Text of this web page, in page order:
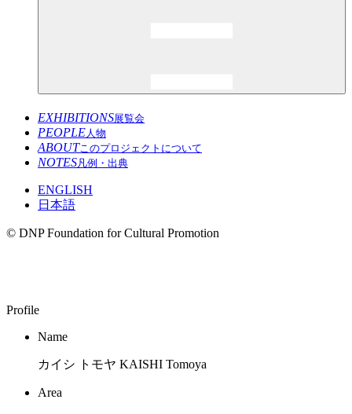
EXHIBITIONS展覧会
PEOPLE人物
ABOUTこのプロジェクトについて
NOTES凡例・出典
ENGLISH
日本語
© DNP Foundation for Cultural Promotion
Profile
Name
カイシ トモヤ KAISHI Tomoya
Area